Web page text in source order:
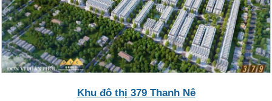
Khu đô thị 379 Thanh Nê